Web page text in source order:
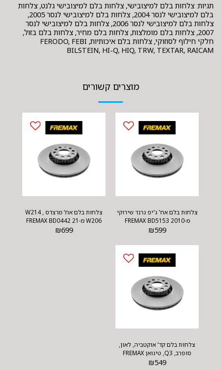
תגיות: צלחות בלם למיצובישי, צלחות בלם למיצובישי גלנט, צלחות
בלם למיצובישי לנסר 2004, צלחות בלם למיצובישי לנסר 2005,
צלחות בלם למיצובישי לנסר 2006, צלחות בלם למיצובישי לנסר
2007, צלחות בלם מומלצות, צלחות בלם מחיר, צלחות בלם בזול,
חלקי חילוף לסוזוקי, צלחות בלם איכותיות, FERODO, FEBI
BILSTEIN, HI-Q, HIQ, TRW, TEXTAR, RAICAM
מוצרים קשורים
צלחות בלם אח' ג'יפ גרנד שירוקי
מ-2010 FREMAX BD5153
₪599
צלחות בלם אח' מרצדס W214 ,
W206 מ-21 FREMAX BD0442
₪699
צלחות בלם קד' אוקטביה, לאון,
סופרב, Q3, טיגואן FREMAX
BD5618
₪549